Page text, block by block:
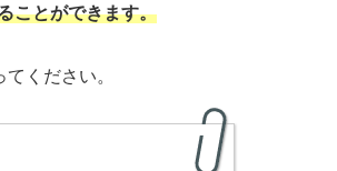
ことができます。
ください。